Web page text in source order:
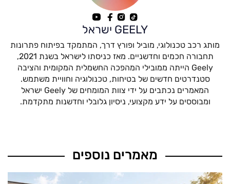
GEELY ישראל
מותג רכב טכנולוגי, מוביל ופורץ דרך, המתמקד בפיתוח פתרונות
תחבורה חכמים וחדשניים. מאז כניסתו לישראל בשנת 2021,
Geely הייתה ממובילי המהפכה החשמלית המקומית והציבה
סטנדרטים חדשים של בטיחות, טכנולוגיה וחוויית משתמש.
המאמרים נכתבים על ידי צוות המומחים של Geely ישראל
ומבוססים על ידע מקצועי, ניסיון גלובלי וחדשנות מתקדמת.
מאמרים נוספים